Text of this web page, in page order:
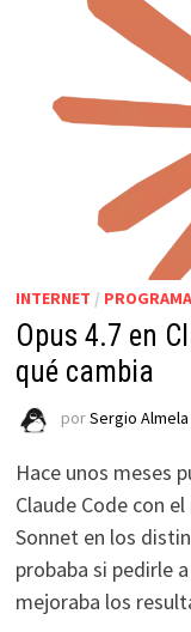
INTERNET /
Opus 4.7 en
qué cambia
porSergio Almela
Hace unos meses
Claude Code con
Sonnet en los
probaba si pedirle
mejoraba los